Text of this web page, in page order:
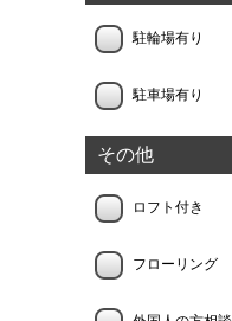
駐輪場有り
駐車場有り
その他
ロフト付き
フローリング